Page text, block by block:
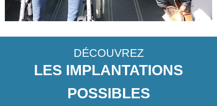
DÉCOUVREZ
LES IMPLANTATIONS
POSSIBLES